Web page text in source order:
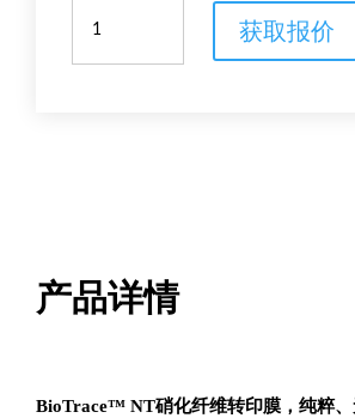
NT
获取报价
产品详情
BioTrace™ NT硝化纤维转印膜，纯粹